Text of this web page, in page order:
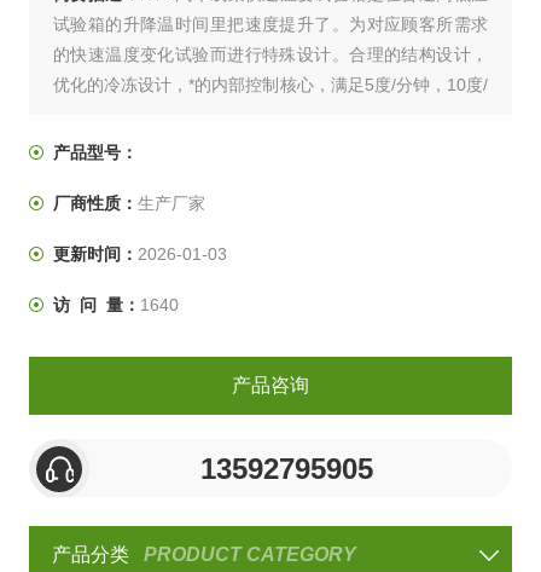
试验箱的升降温时间里把速度提升了。为对应顾客所需求
的快速温度变化试验而进行特殊设计。合理的结构设计，
优化的冷冻设计，*的内部控制核心，满足5度/分钟，10度/
技也接受其它不同度数的快速升降温定制。
产品型号：
厂商性质： 生产厂家
更新时间： 2026-01-03
访 问 量： 1640
产品咨询
13592795905
产品分类 PRODUCT CATEGORY